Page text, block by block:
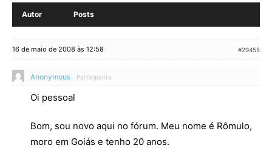
Autor Posts
16 de maio de 2008 às 12:58 #29455
Anonymous Participante
Oi pessoal
Bom, sou novo aqui no fórum. Meu nome é Rômulo,
moro em Goiás e tenho 20 anos.